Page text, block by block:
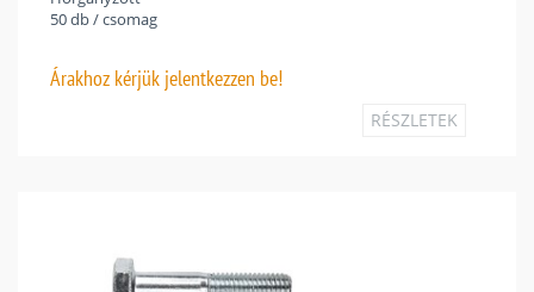
50 db / csomag
Árakhoz kérjük jelentkezzen be!
RÉSZLETEK